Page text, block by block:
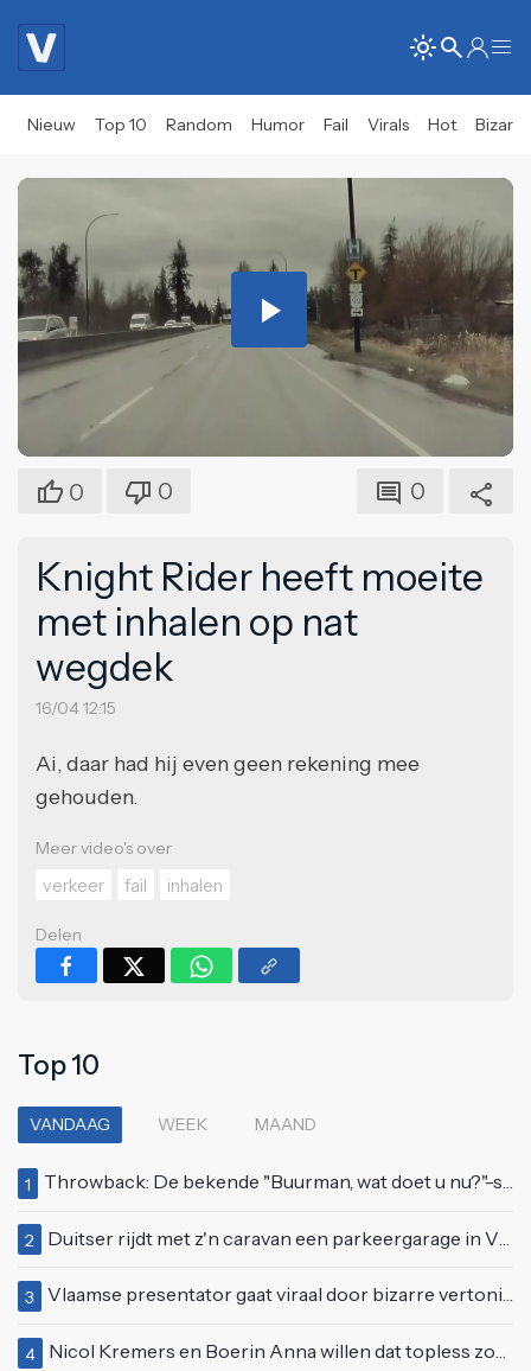
Nieuw Top 10 Random Humor Fail Virals Hot Bizar
Play
Video
0 0 0
Knight Rider heeft moeite
met inhalen op nat
wegdek
16/04 12:15
Ai, daar had hij even geen rekening mee
gehouden.
Meer video's over
verkeer
fail inhalen
Delen
Top 10
VANDAAG WEEK MAAND
1 Throwback: De bekende "Buurman, wat doet u nu?"-scène uit Flodder met Tatjana Šimić
2 Duitser rijdt met z'n caravan een parkeergarage in Vlissingen binnen
3 Vlaamse presentator gaat viraal door bizarre vertoning op live televisie: "Helemaal stijf van de bloem"
4 Nicol Kremers en Boerin Anna willen dat topless zonnen geen taboe meer is